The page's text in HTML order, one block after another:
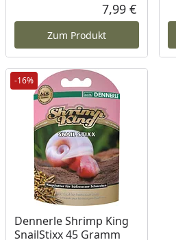
7,99 €
Zum Produkt
-16%
Dennerle Shrimp King
SnailStixx 45 Gramm
Produkt nicht lieferbar